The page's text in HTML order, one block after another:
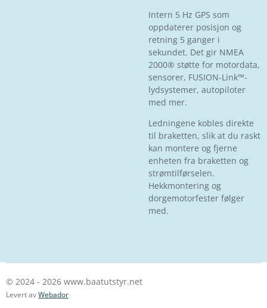
Intern 5 Hz GPS som
oppdaterer posisjon og
retning 5 ganger i
sekundet. Det gir NMEA
2000® støtte for motordata,
sensorer, FUSION-Link™-
lydsystemer, autopiloter
med mer.
Ledningene kobles direkte
til braketten, slik at du raskt
kan montere og fjerne
enheten fra braketten og
strømtilførselen.
Hekkmontering og
dorgemotorfester følger
med.
© 2024 - 2026 www.baatutstyr.net
Levert av Webador